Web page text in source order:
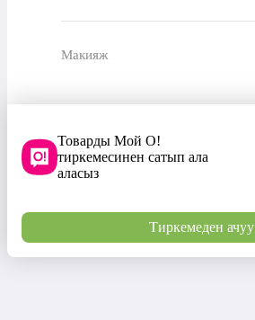
Макияж
Товарды Мой О!
тиркемесинен сатып ала
аласыз
Тиркемеден ачуу